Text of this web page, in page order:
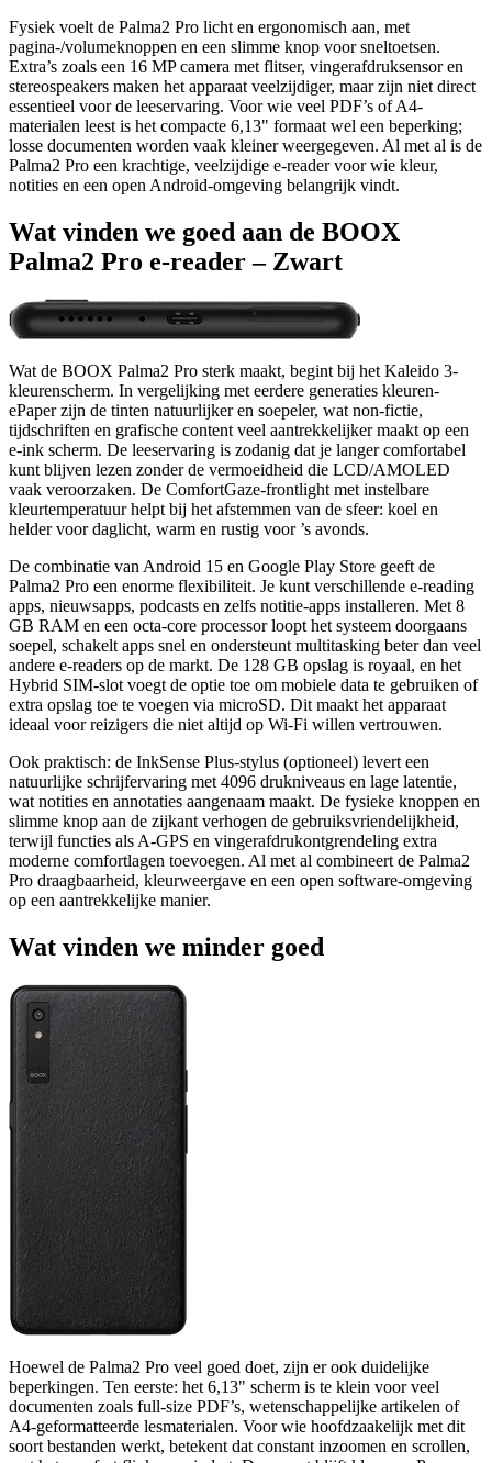
Fysiek voelt de Palma2 Pro licht en ergonomisch aan, met
pagina-/volumeknoppen en een slimme knop voor sneltoetsen.
Extra’s zoals een 16 MP camera met flitser, vingerafdruksensor en
stereospeakers maken het apparaat veelzijdiger, maar zijn niet direct
essentieel voor de leeservaring. Voor wie veel PDF’s of A4-
materialen leest is het compacte 6,13" formaat wel een beperking;
losse documenten worden vaak kleiner weergegeven. Al met al is de
Palma2 Pro een krachtige, veelzijdige e-reader voor wie kleur,
notities en een open Android-omgeving belangrijk vindt.
Wat vinden we goed aan de BOOX
Palma2 Pro e-reader – Zwart
Wat de BOOX Palma2 Pro sterk maakt, begint bij het Kaleido 3-
kleurenscherm. In vergelijking met eerdere generaties kleuren-
ePaper zijn de tinten natuurlijker en soepeler, wat non-fictie,
tijdschriften en grafische content veel aantrekkelijker maakt op een
e-ink scherm. De leeservaring is zodanig dat je langer comfortabel
kunt blijven lezen zonder de vermoeidheid die LCD/AMOLED
vaak veroorzaken. De ComfortGaze-frontlight met instelbare
kleurtemperatuur helpt bij het afstemmen van de sfeer: koel en
helder voor daglicht, warm en rustig voor ’s avonds.
De combinatie van Android 15 en Google Play Store geeft de
Palma2 Pro een enorme flexibiliteit. Je kunt verschillende e-reading
apps, nieuwsapps, podcasts en zelfs notitie-apps installeren. Met 8
GB RAM en een octa-core processor loopt het systeem doorgaans
soepel, schakelt apps snel en ondersteunt multitasking beter dan veel
andere e-readers op de markt. De 128 GB opslag is royaal, en het
Hybrid SIM-slot voegt de optie toe om mobiele data te gebruiken of
extra opslag toe te voegen via microSD. Dit maakt het apparaat
ideaal voor reizigers die niet altijd op Wi-Fi willen vertrouwen.
Ook praktisch: de InkSense Plus-stylus (optioneel) levert een
natuurlijke schrijfervaring met 4096 drukniveaus en lage latentie,
wat notities en annotaties aangenaam maakt. De fysieke knoppen en
slimme knop aan de zijkant verhogen de gebruiksvriendelijkheid,
terwijl functies als A-GPS en vingerafdrukontgrendeling extra
moderne comfortlagen toevoegen. Al met al combineert de Palma2
Pro draagbaarheid, kleurweergave en een open software-omgeving
op een aantrekkelijke manier.
Wat vinden we minder goed
Hoewel de Palma2 Pro veel goed doet, zijn er ook duidelijke
beperkingen. Ten eerste: het 6,13" scherm is te klein voor veel
documenten zoals full-size PDF’s, wetenschappelijke artikelen of
A4-geformatteerde lesmaterialen. Voor wie hoofdzaakelijk met dit
soort bestanden werkt, betekent dat constant inzoomen en scrollen,